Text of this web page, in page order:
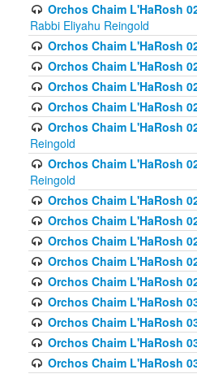
Orchos Chaim L'HaRosh
Rabbi Eliyahu Reingold
Orchos Chaim L'HaRosh
Orchos Chaim L'HaRosh
Orchos Chaim L'HaRosh
Orchos Chaim L'HaRosh
Orchos Chaim L'HaRosh
Reingold
Orchos Chaim L'HaRosh
Reingold
Orchos Chaim L'HaRosh
Orchos Chaim L'HaRosh
Orchos Chaim L'HaRosh
Orchos Chaim L'HaRosh
Orchos Chaim L'HaRosh
Orchos Chaim L'HaRosh
Orchos Chaim L'HaRosh
Orchos Chaim L'HaRosh
Orchos Chaim L'HaRosh